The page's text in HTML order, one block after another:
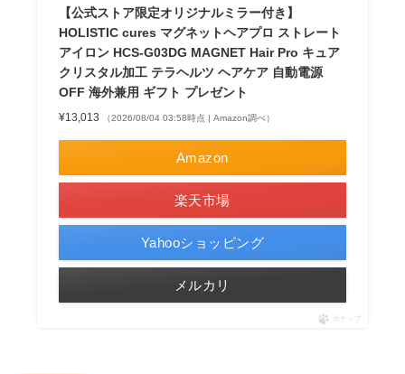
【公式ストア限定オリジナルミラー付き】
HOLISTIC cures マグネットヘアプロ ストレート
アイロン HCS-G03DG MAGNET Hair Pro キュア
クリスタル加工 テラヘルツ ヘアケア 自動電源
OFF 海外兼用 ギフト プレゼント
¥13,013 （2026/08/04 03:58時点 | Amazon調べ）
Amazon
楽天市場
Yahooショッピング
メルカリ
ポチップ